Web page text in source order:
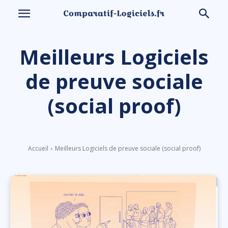
Meilleurs Logiciels
de preuve sociale
(social proof)
Accueil Meilleurs Logiciels de preuve sociale (social proof)